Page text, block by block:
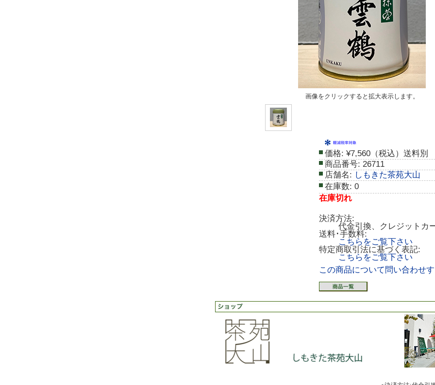
画像をクリックすると拡大表示します。
価格: ¥7,560（税込）送料別
商品番号: 26711
店舗名: しもきた茶苑大山
在庫数: 0
在庫切れ
決済方法:
代金引換、クレジットカ
送料･手数料:
こちらをご覧下さい
特定商取引法に基づく表記:
こちらをご覧下さい
この商品について問い合わせ